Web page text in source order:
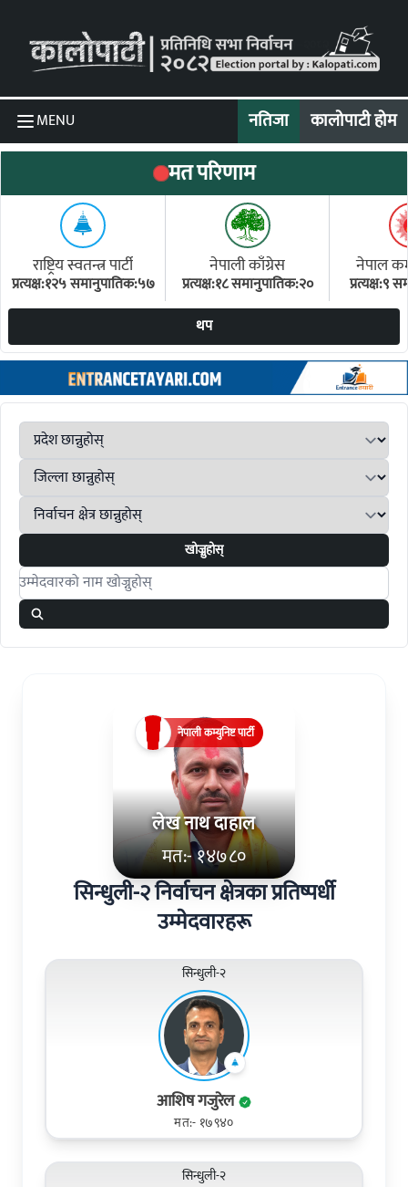
MENU नतिजा कालोपाटी होम
मत परिणाम
राष्ट्रिय स्वतन्त्र पार्टी
प्रत्यक्ष:१२५ समानुपातिक:५७
नेपाली काँग्रेस
प्रत्यक्ष:१८ समानुपातिक:२०
नेपाल
प्रत्यक्ष:९
थप
खोज्नुहोस्
Search candidates
लेख नाथ दाहाल
मत:- १४७८०
नेपाली कम्युनिष्ट पार्टी
सिन्धुली-२ निर्वाचन क्षेत्रका प्रतिष्पर्धी
उम्मेदवारहरू
सिन्धुली-२
आशिष गजुरेल
मत:- १७९४०
सिन्धुली-२